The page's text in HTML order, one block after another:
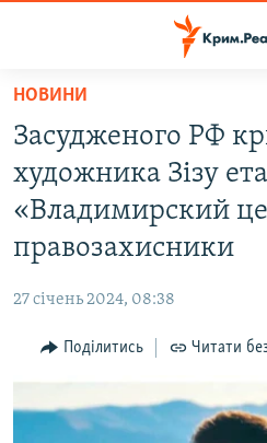
Перейти
основного
матеріалу
Перейти
до
основної
Перейти
пошуку
ВОДА.КРИМ
ВІДЕО ТА ФОТО
ІНТЕРВ'Ю
СПЕЦПРОЕКТИ
НОВИНИ
Засудженого РФ
художника Зізу
«Владимирский
правозахисники
27 січень 2024, 08:38
Поділитись Читати